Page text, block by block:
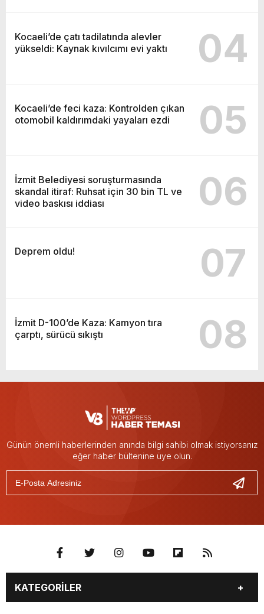
Kocaeli’de çatı tadilatında alevler
yükseldi: Kaynak kıvılcımı evi yaktı
04
Kocaeli’de feci kaza: Kontrolden çıkan
otomobil kaldırımdaki yayaları ezdi
05
İzmit Belediyesi soruşturmasında
skandal itiraf: Ruhsat için 30 bin TL ve
video baskısı iddiası
06
Deprem oldu! 07
İzmit D-100’de Kaza: Kamyon tıra
çarptı, sürücü sıkıştı
08
Günün önemli haberlerinden anında bilgi sahibi olmak istiyorsanız
eğer haber bültenine üye olun.
KATEGORİLER